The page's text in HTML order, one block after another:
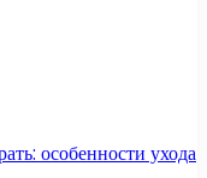
особенности ухода